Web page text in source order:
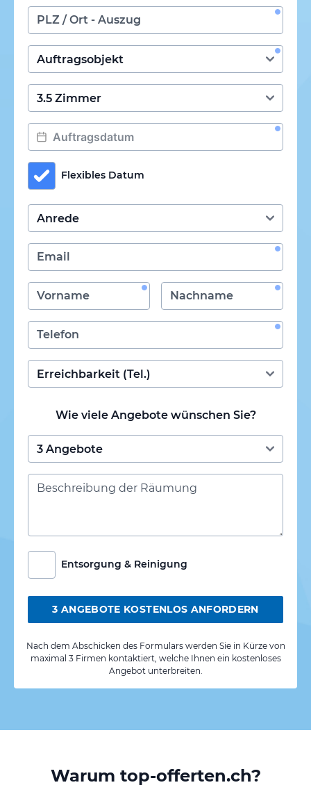
Flexibles Datum
Wie viele Angebote wünschen Sie?
Entsorgung & Reinigung
3 ANGEBOTE KOSTENLOS ANFORDERN
Nach dem Abschicken des Formulars werden Sie in Kürze von
maximal 3 Firmen kontaktiert, welche Ihnen ein kostenloses
Angebot unterbreiten.
Warum top-offerten.ch?